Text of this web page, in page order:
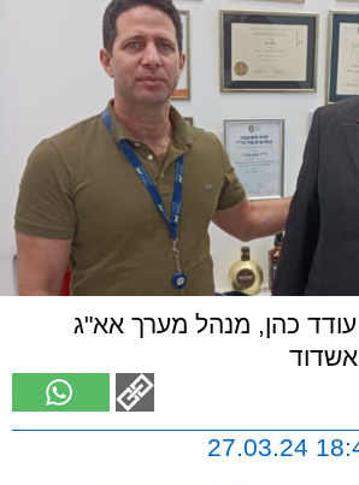
כהן, מנהל מערך אא"ג